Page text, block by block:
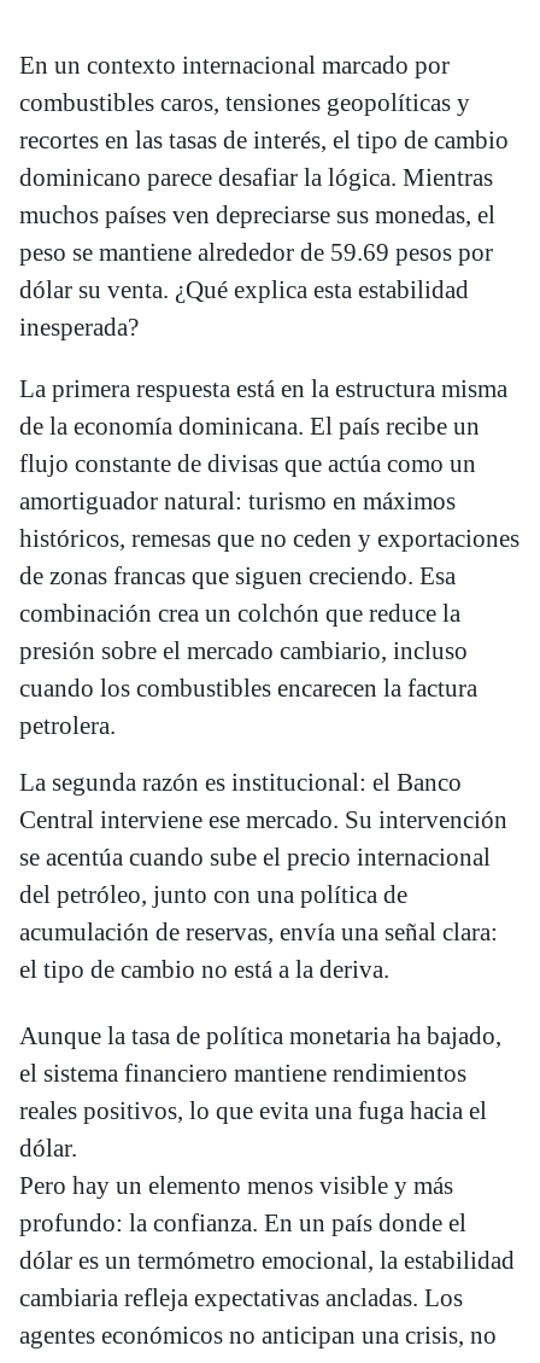
En un contexto internacional marcado por
combustibles caros, tensiones geopolíticas y
recortes en las tasas de interés, el tipo de cambio
dominicano parece desafiar la lógica. Mientras
muchos países ven depreciarse sus monedas, el
peso se mantiene alrededor de 59.69 pesos por
dólar su venta. ¿Qué explica esta estabilidad
inesperada?
La primera respuesta está en la estructura misma
de la economía dominicana. El país recibe un
flujo constante de divisas que actúa como un
amortiguador natural: turismo en máximos
históricos, remesas que no ceden y exportaciones
de zonas francas que siguen creciendo. Esa
combinación crea un colchón que reduce la
presión sobre el mercado cambiario, incluso
cuando los combustibles encarecen la factura
petrolera.
La segunda razón es institucional: el Banco
Central interviene ese mercado. Su intervención
se acentúa cuando sube el precio internacional
del petróleo, junto con una política de
acumulación de reservas, envía una señal clara:
el tipo de cambio no está a la deriva.
Aunque la tasa de política monetaria ha bajado,
el sistema financiero mantiene rendimientos
reales positivos, lo que evita una fuga hacia el
dólar.
Pero hay un elemento menos visible y más
profundo: la confianza. En un país donde el
dólar es un termómetro emocional, la estabilidad
cambiaria refleja expectativas ancladas. Los
agentes económicos no anticipan una crisis, no